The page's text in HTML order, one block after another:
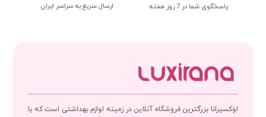
پاسخگوی شما در 7 روز هفته ارسال سریع به سراسر ایران
لوکسیرانا بزرگترین فروشگاه آنلاین در زمینه لوازم بهداشتی است که با